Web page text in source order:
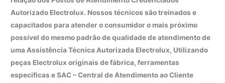
Autorizado Electrolux. Nossos técnicos são treinados e
capacitados para atender o consumidor o mais próximo
possível do mesmo padrão de qualidade de atendimento de
uma Assistência Técnica Autorizada Electrolux, Utilizando
peças Electrolux originais de fábrica, ferramentas
especificas e SAC – Central de Atendimento ao Cliente